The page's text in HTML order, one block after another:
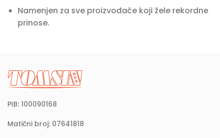
Namenjen za sve proizvođače koji žele rekordne
prinose.
PIB: 100090168
Matični broj: 07641818